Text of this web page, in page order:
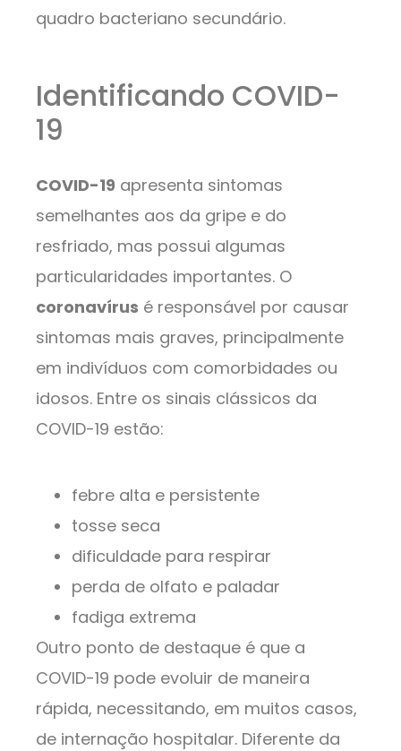
quadro bacteriano secundário.
Identificando COVID-
19
COVID-19 apresenta sintomas
semelhantes aos da gripe e do
resfriado, mas possui algumas
particularidades importantes. O
coronavírus é responsável por causar
sintomas mais graves, principalmente
em indivíduos com comorbidades ou
idosos. Entre os sinais clássicos da
COVID-19 estão:
febre alta e persistente
tosse seca
dificuldade para respirar
perda de olfato e paladar
fadiga extrema
Outro ponto de destaque é que a
COVID-19 pode evoluir de maneira
rápida, necessitando, em muitos casos,
de internação hospitalar. Diferente da